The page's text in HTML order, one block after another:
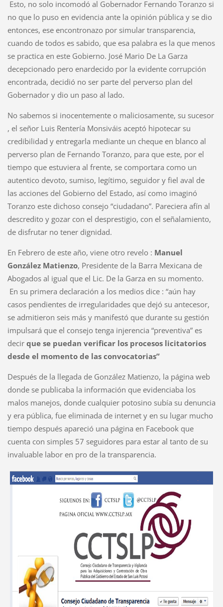
Esto, no solo incomodó al Gobernador Fernando Toranzo si
no que lo puso en evidencia ante la opinión pública y se dio
entonces, ese encontronazo por simular transparencia,
cuando de todos es sabido, que esa palabra es la que menos
se practica en este Gobierno. José Mario De La Garza
decepcionado pero enardecido por la evidente corrupción
encontrada, decidió no ser parte del perverso plan del
Gobernador y dio un paso al lado.
No sabemos si inocentemente o maliciosamente, su sucesor
, el señor Luis Rentería Monsiváis aceptó hipotecar su
credibilidad y entregarla mediante un cheque en blanco al
perverso plan de Fernando Toranzo, para que este, por el
tiempo que estuviera al frente, se comportara como un
autentico devoto, sumiso, legítimo, seguidor y fiel aval de
las acciones del Gobierno del Estado, así como imaginó
Toranzo este dichoso consejo “ciudadano”. Pareciera afín al
descredito y gozar con el desprestigio, con el señalamiento,
de disfrutar no tener dignidad.
En Febrero de este año, viene otro revelo : Manuel
González Matienzo, Presidente de la Barra Mexicana de
Abogados al igual que el Lic. De la Garza en su momento.
En su primera declaración a los medios dice : “aún hay
casos pendientes de irregularidades que dejó su antecesor,
se admitieron seis más y manifestó que durante su gestión
impulsará que el consejo tenga injerencia “preventiva” es
decir que se puedan verificar los procesos licitatorios
desde el momento de las convocatorias”
Después de la llegada de González Matienzo, la página web
donde se publicaba la información que evidenciaba los
malos manejos, donde cualquier potosino subía su denuncia
y era pública, fue eliminada de internet y en su lugar mucho
tiempo después apareció una página en Facebook que
cuenta con simples 57 seguidores para estar al tanto de su
invaluable labor en pro de la transparencia.